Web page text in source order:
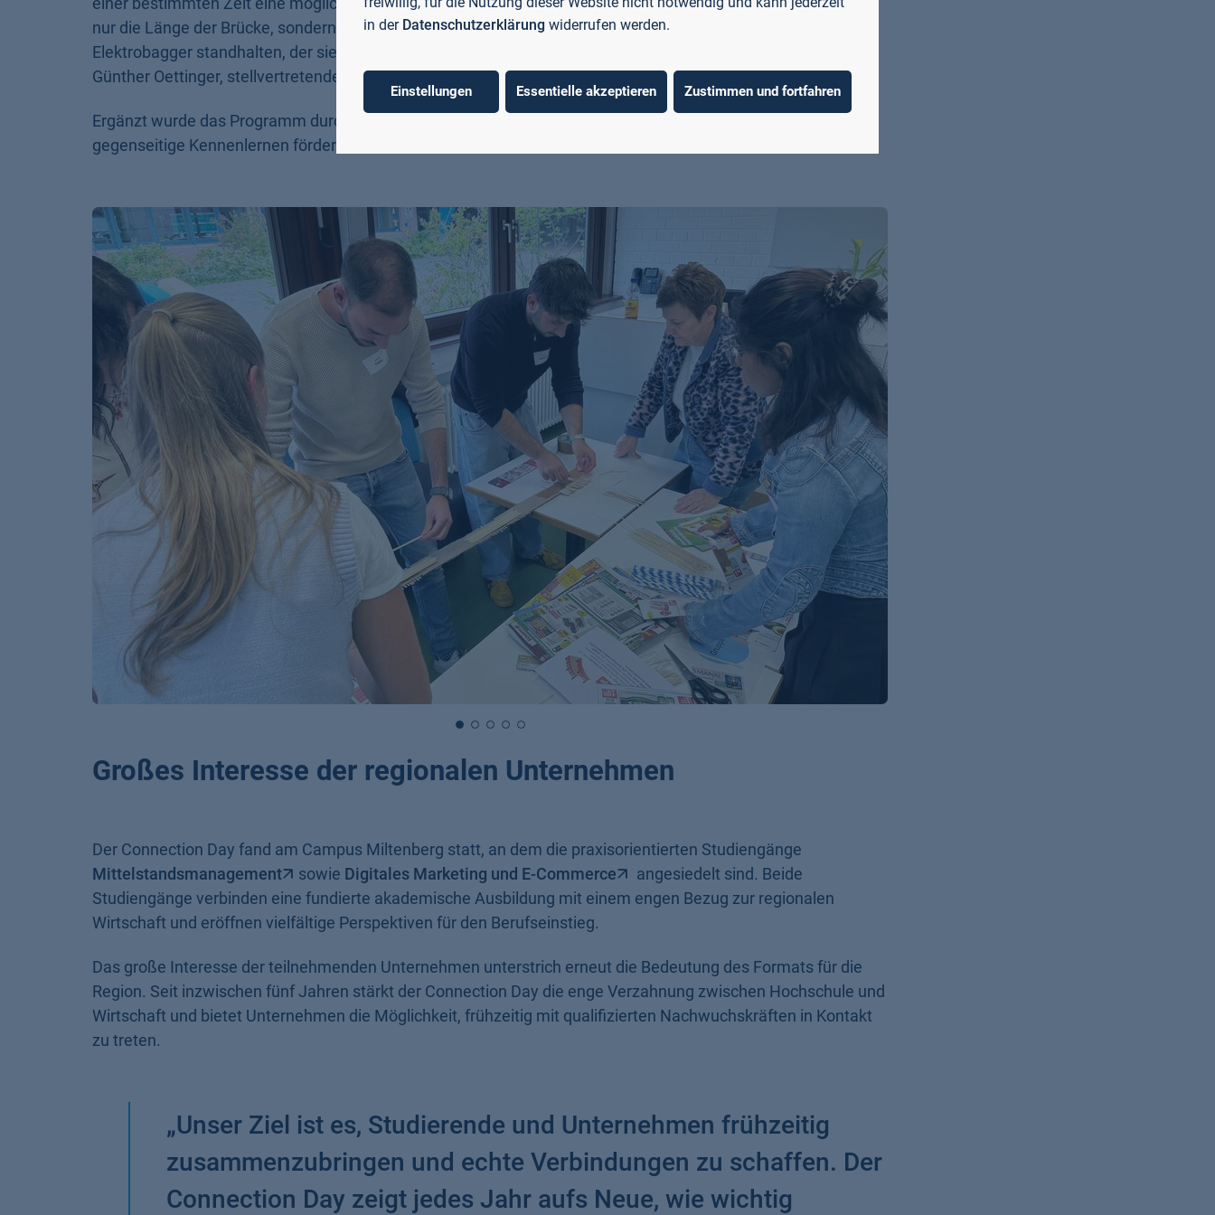
nur die Länge der Brücke, sondern auch ihre Tragfähigkeit. Die Brücke musste einem kleinen ferngesteuerten
Elektrobagger standhalten, der sie erfolgreich überqueren musste. Das Siegerteam wurde im Anschluss durch
Günther Oettinger, stellvertretenden Landrat im Landkreis Miltenberg, prämiert.
Ergänzt wurde das Programm durch das interaktive Spiel „Fake oder Fact“, das auf unterhaltsame Weise das
gegenseitige Kennenlernen förderte und den Austausch zusätzlich belebte.
Großes Interesse der regionalen Unternehmen
Der Connection Day fand am Campus Miltenberg statt, an dem die praxisorientierten Studiengänge
Mittelstandsmanagement
sowie Digitales Marketing und E-Commerce
angesiedelt sind. Beide
Studiengänge verbinden eine fundierte akademische Ausbildung mit einem engen Bezug zur regionalen
Wirtschaft und eröffnen vielfältige Perspektiven für den Berufseinstieg.
Das große Interesse der teilnehmenden Unternehmen unterstrich erneut die Bedeutung des Formats für die
Region. Seit inzwischen fünf Jahren stärkt der Connection Day die enge Verzahnung zwischen Hochschule und
Wirtschaft und bietet Unternehmen die Möglichkeit, frühzeitig mit qualifizierten Nachwuchskräften in Kontakt
zu treten.
„Unser Ziel ist es, Studierende und Unternehmen frühzeitig
zusammenzubringen und echte Verbindungen zu schaffen. Der
Connection Day zeigt jedes Jahr aufs Neue, wie wichtig
in der Datenschutzerklärung widerrufen werden.
Einstellungen Essentielle akzeptieren Zustimmen und fortfahren